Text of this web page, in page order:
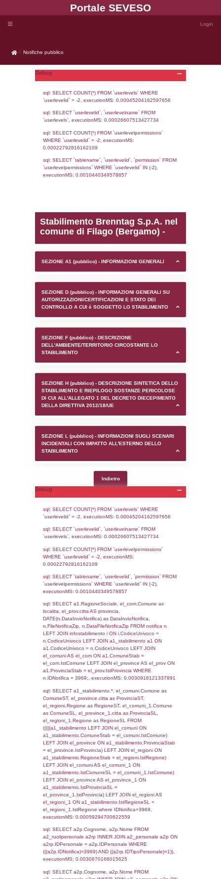
Portale
Notifiche pubblico
Notifiche pubblico
Debug
sql: SELECT COUNT(*) FROM `userlevels`
sql: SELECT `userlevelid`, `userlevelname`
0.00022792816162109
sql: SELECT `tablename`, `userlevelid`,
`userlevelpermissions` WHERE `userlevelid`
executionMS: 0.0010440349578857
Stabilimento Brenntag
comune di Filago
SEZIONE A1 (pubblico) - INFORMAZIONI
SEZIONE D (pubblico) - INFORMAZIONI
AUTORIZZAZIONI/CERTIFICAZIONI E
CONTROLLO A CUI è SOGGETTO LO
SEZIONE F (pubblico) - DESCRIZIONE
DELL'AMBIENTE/TERRITORIO
SEZIONE H (pubblico) - DESCRIZIONE
STABILIMENTO E RIEPILOGO SOSTANZE
DI CUI ALL'ALLEGATO 1 DEL DECRETO
DELLA DIRETTIVA 2012/18/UE
SEZIONE L (pubblico) - INFORMAZIONI
INCIDENTALI CON IMPATTO
STABILIMENTO
Indietro
Debug
sql: SELECT COUNT(*) FROM `userlevels`
`userlevelid` = -2, executionMS:
sql: SELECT `userlevelid`, `userlevelname`
sql: SELECT COUNT(*) FROM
WHERE `userlevelid` = -2, executionMS: